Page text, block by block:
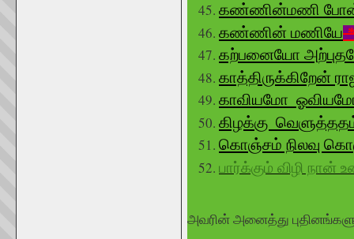
கண்ணின்மணி
கண்ணின் மணியே*
கற்பனையோ
காத்திருக்கிறேன்
காவியமோ
கிழக்கு
கொஞ்சம் நிலவு
பார்க்கும் விழி நான்
அவரின் அனைத்து